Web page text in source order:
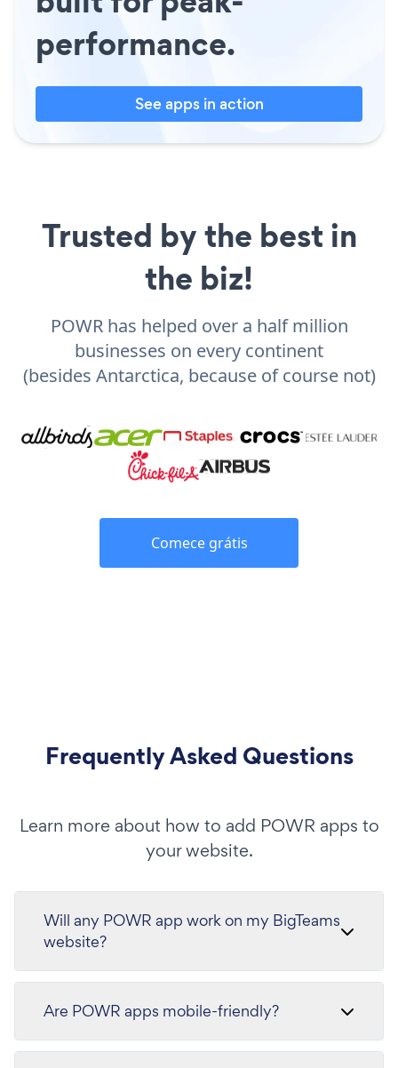
performance.
See apps in action
Trusted by the best in
the biz!
POWR has helped over a half million
businesses on every continent
(besides Antarctica, because of course not)
Comece grátis
Frequently Asked Questions
Learn more about how to add POWR apps to
your website.
Will any POWR app work on my BigTeams
website?
Are POWR apps mobile-friendly?